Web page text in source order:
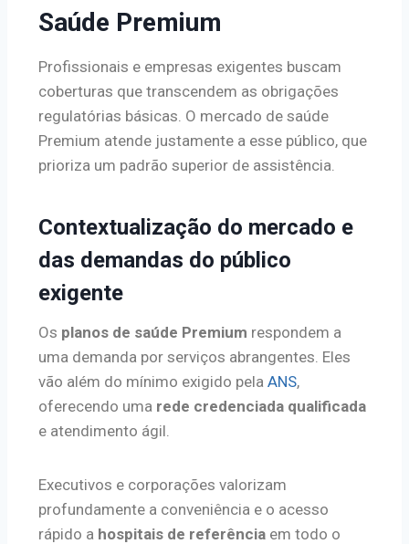
Saúde Premium
Profissionais e empresas exigentes buscam
coberturas que transcendem as obrigações
regulatórias básicas. O mercado de saúde
Premium atende justamente a esse público, que
prioriza um padrão superior de assistência.
Contextualização do mercado e
das demandas do público
exigente
Os planos de saúde Premium respondem a
uma demanda por serviços abrangentes. Eles
vão além do mínimo exigido pela ANS,
oferecendo uma rede credenciada qualificada
e atendimento ágil.
Executivos e corporações valorizam
profundamente a conveniência e o acesso
rápido a hospitais de referência em todo o